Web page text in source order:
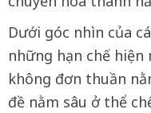
Dưới góc nhìn của
những hạn chế hiện
không đơn thuần
đề nằm sâu ở thể